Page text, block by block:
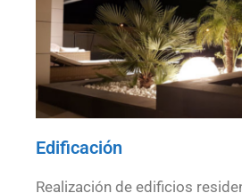
Edificación
Realización de edificios